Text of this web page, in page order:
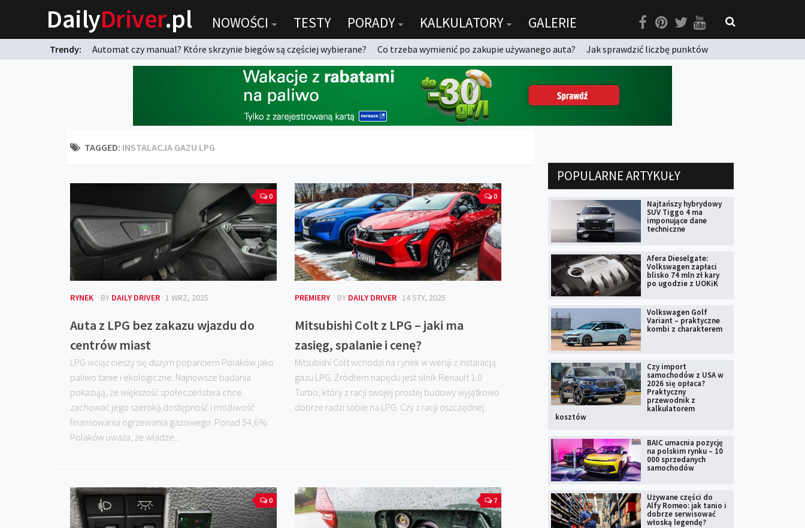
DailyDriver.pl NOWOŚCI TESTY PORADY KALKULATORY GALERIE
Trendy: Automat czy manual? Które skrzynie biegów są częściej wybierane? Co trzeba wymienić po zakupie używanego auta?
Jak sprawdzić liczbę punktów
TAGGED: INSTALACJA GAZU LPG
0
RYNEK · BY DAILY DRIVER · 1 WRZ, 2025
Auta z LPG bez zakazu wjazdu do
centrów miast
LPG wciąż cieszy się dużym poparciem Polaków jako
paliwo tanie i ekologiczne. Najnowsze badania
pokazują, że większość społeczeństwa chce
zachować jego szeroką dostępność i możliwość
finansowania ogrzewania gazowego. Ponad 54,6%
Polaków uważa, że władze...
0
PREMIERY · BY DAILY DRIVER · 14 STY, 2025
Mitsubishi Colt z LPG – jaki ma
zasięg, spalanie i cenę?
Mitsubishi Colt wchodzi na rynek w wersji z instalacją
gazu LPG. Źródłem napędu jest silnik Renault 1.0
Turbo, który z racji swojej prostej budowy wyjątkowo
dobrze radzi sobie na LPG. Czy z racji oszczędnej...
0 7
POPULARNE ARTYKUŁY
Najtańszy hybrydowy
SUV Tiggo 4 ma
imponujące dane
techniczne
Afera Dieselgate:
Volkswagen zapłaci
blisko 74 mln zł kary
po ugodzie z UOKiK
Volkswagen Golf
Variant – praktyczne
kombi z charakterem
Czy import
samochodów z USA w
2026 się opłaca?
Praktyczny
przewodnik z
kalkulatorem
kosztów
BAIC umacnia pozycję
na polskim rynku – 10
000 sprzedanych
samochodów
Używane części do
Alfy Romeo: jak tanio i
dobrze serwisować
włoską legendę?